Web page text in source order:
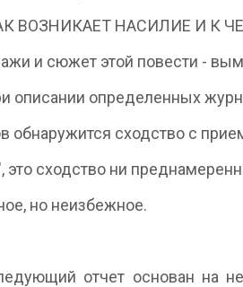
ВОЗНИКАЕТ НАСИЛИЕ И К
и сюжет этой повести -
описании определенных
обнаружится сходство с
это сходство ни
но неизбежное.
отчет основан на